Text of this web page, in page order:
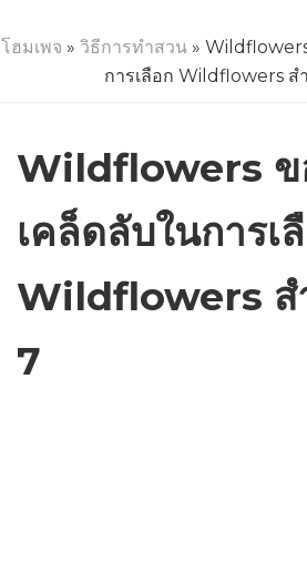
โฮมเพจ » วิธีการทำสวน »
การเลือก Wildflowers ส
Wildflowers ข
เคล็ดลับในการเ
Wildflowers ส
7